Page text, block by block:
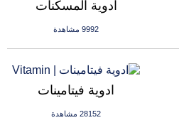
ادوية المسكنات
9992 مشاهدة
ادوية فيتامينات
28152 مشاهدة